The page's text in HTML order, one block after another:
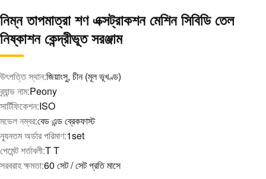
নিম্ন তাপমাত্রা শণ এক্সট্রাকশন মেশিন সিবিডি তেল
নিষ্কাশন কেন্দ্রীভূত সরঞ্জাম
উৎপত্তি স্থান:জিয়াংসু, চীন (মূল ভূখণ্ড)
ব্র্যান্ড নাম:Peony
সার্টিফিকেশন:ISO
মডেল নম্বর:বেড এন্ড ব্রেকফাস্ট
ন্যূনতম অর্ডার পরিমাণ:1set
পেমেন্ট শর্তাবলী:T T
সরবরাহ ক্ষমতা:60 সেট / সেট প্রতি মাসে